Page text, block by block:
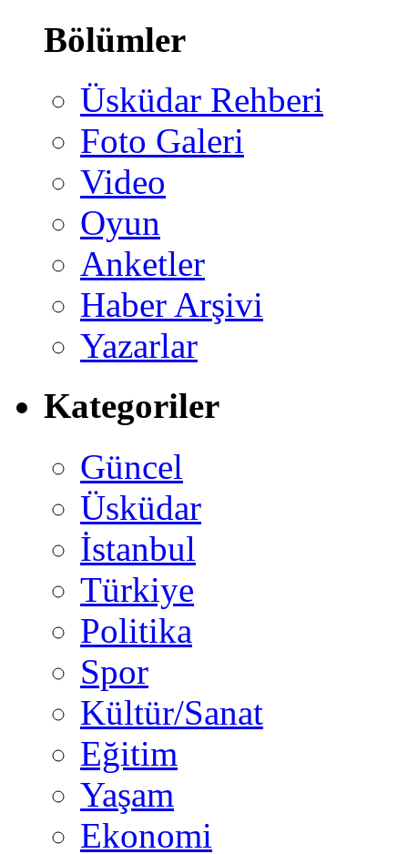
Bölümler
Üsküdar Rehberi
Foto Galeri
Video
Oyun
Anketler
Haber Arşivi
Yazarlar
Kategoriler
Güncel
Üsküdar
İstanbul
Türkiye
Politika
Spor
Kültür/Sanat
Eğitim
Yaşam
Ekonomi